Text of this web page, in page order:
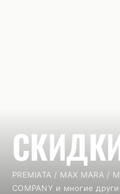
PREMIATA / MAX MARA /
COMPANY и многие